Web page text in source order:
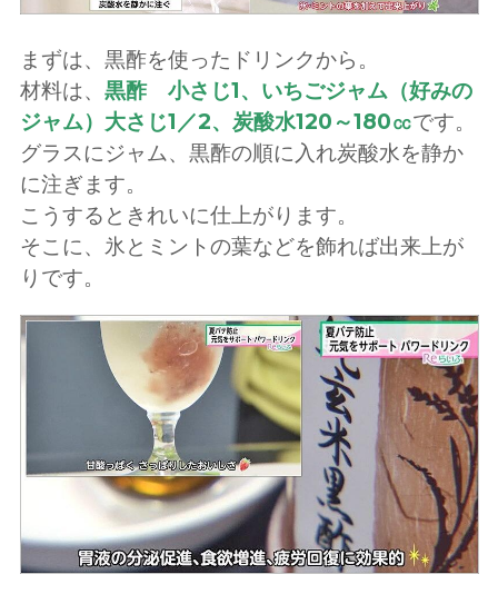
まずは、黒酢を使ったドリンクから。
材料は、 黒酢 小さじ1、いちごジャム（好みの
ジャム）大さじ1／2、炭酸水120～180㏄です。
グラスにジャム、黒酢の順に入れ炭酸水を静か
に注ぎます。
こうするときれいに仕上がります。
そこに、氷とミントの葉などを飾れば出来上が
りです。